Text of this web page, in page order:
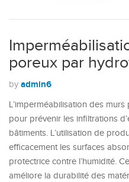
poreux par
by admin6
L’imperméabilisation des
pour prévenir les infiltrations
bâtiments. L’utilisation de
efficacement les surfaces
protectrice contre l’humidité.
améliore la durabilité des